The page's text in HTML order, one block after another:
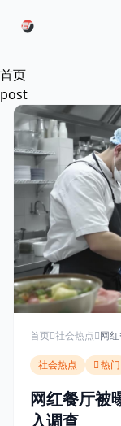
首页
post
首页 社会热点 网
社会热点 热门
网红餐厅被
入调查